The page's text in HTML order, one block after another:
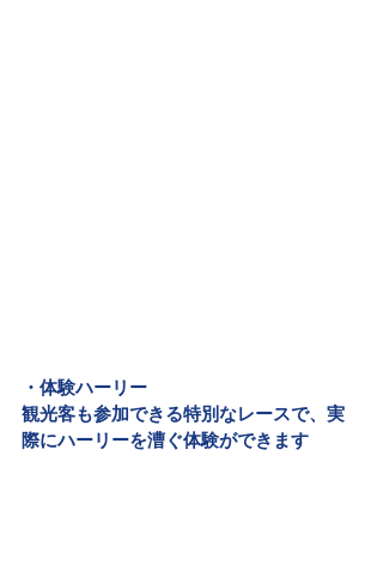
・体験ハーリー
観光客も参加できる特別なレースで、実
際にハーリーを漕ぐ体験ができます